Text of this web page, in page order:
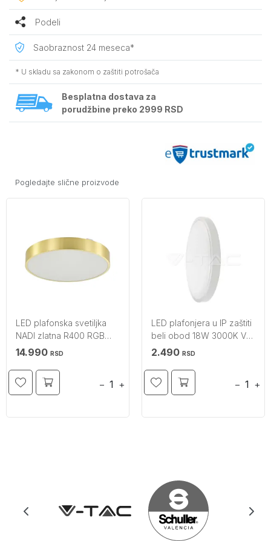
Podeli
Saobraznost 24 meseca*
* U skladu sa zakonom o zaštiti potrošača
Besplatna dostava za
porudžbine preko 2999 RSD
Pogledajte slične proizvode
LED plafonska svetiljka
NADI zlatna R400 RGB
CCT ZUMA LINE
14.990 RSD
− +
LED plafonjera u IP zaštiti
beli obod 18W 3000K V-
TAC
2.490 RSD
− +